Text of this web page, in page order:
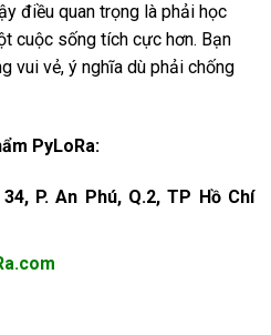
điều quan trọng là phải học
cuộc sống tích cực hơn. Bạn
vui vẻ, ý nghĩa dù phải chống
PyLoRa:
P. An Phú, Q.2, TP Hồ Chí